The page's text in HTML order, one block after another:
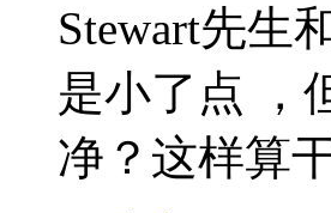
Stewart先生
是小了点 ，
净？这样算